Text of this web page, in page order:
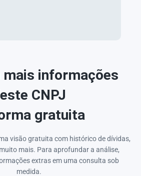
mais informações
CNPJ
gratuita
visão gratuita com histórico de dívidas,
mais. Para aprofundar a análise,
extras em uma consulta sob
medida.